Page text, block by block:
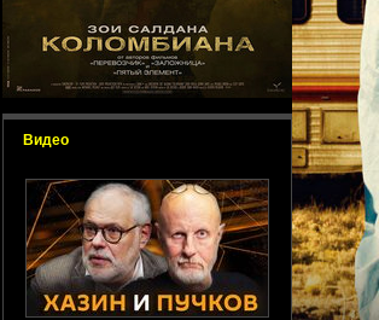
Видео